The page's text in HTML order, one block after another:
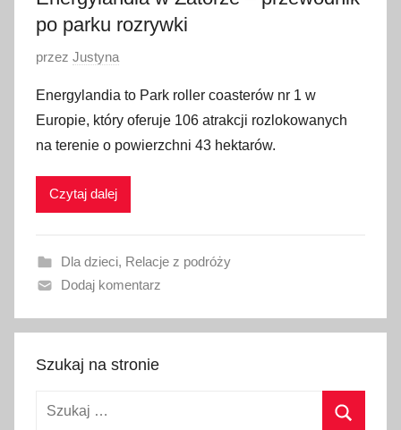
po parku rozrywki
O
u
b
l
i
a
n
2
2
przez Justyna
Energylandia to Park roller coasterów nr 1 w
Europie, który oferuje 106 atrakcji rozlokowanych
na terenie o powierzchni 43 hektarów.
Czytaj dalej
Dla dzieci, Relacje z podróży
Dodaj komentarz
Szukaj na stronie
Szukaj: